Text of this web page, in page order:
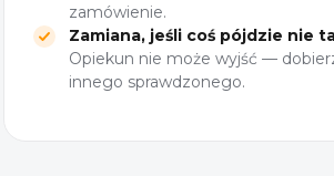
zamówienie.
Zamiana, jeśli coś pójdzie nie
Opiekun nie może wyjść —
innego sprawdzonego.